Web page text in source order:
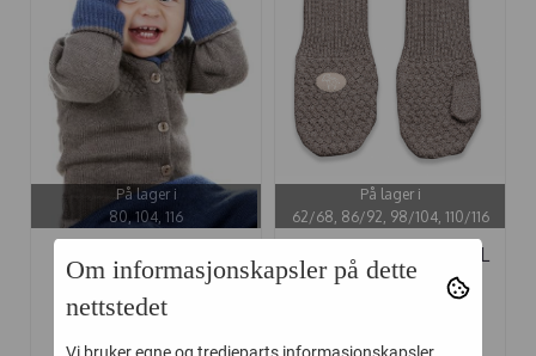
På lager i
80, 104, 116
CLASSIC BRUN
På lager i
62/68, 86/92, 98/104, 110/116
LILLELAM VOTTER ULL
CLASSIC ...
Om informasjonskapsler på dette
nettstedet